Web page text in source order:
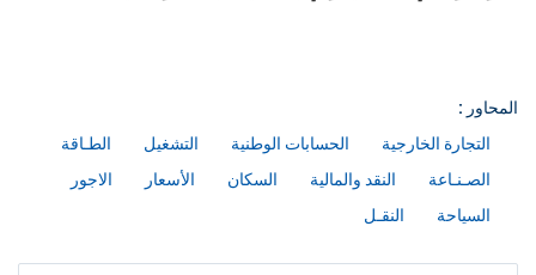
المحاور :
التجارة الخارجية
الحسابات الوطنية التشغيل
الطـاقة
الصـنـاعة
النقد والمالية السكان الأسعار
الاجور
السياحة
النقـل